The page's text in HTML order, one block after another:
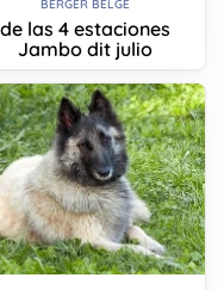
BERGER BELGE
de las 4 estaciones
Jambo dit julio